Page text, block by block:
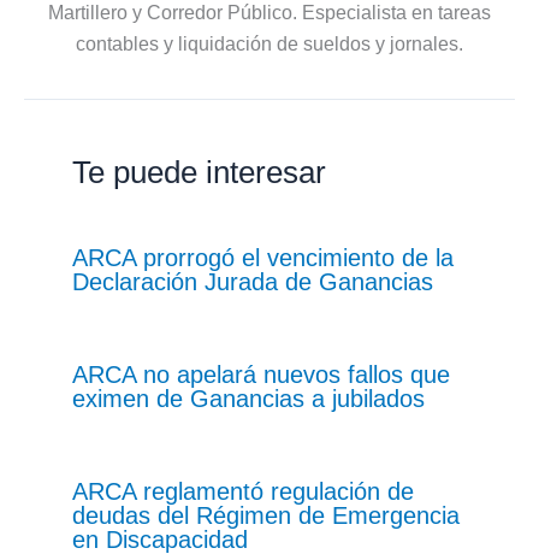
Martillero y Corredor Público. Especialista en tareas
contables y liquidación de sueldos y jornales.
Te puede interesar
ARCA prorrogó el vencimiento de la
Declaración Jurada de Ganancias
ARCA no apelará nuevos fallos que
eximen de Ganancias a jubilados
ARCA reglamentó regulación de
deudas del Régimen de Emergencia
en Discapacidad